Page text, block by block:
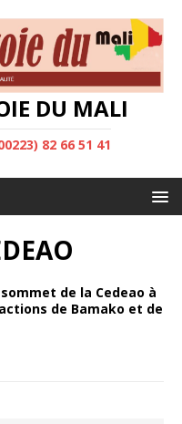
DU MALI
82 66 51 41
de la Cedeao à
de Bamako et de